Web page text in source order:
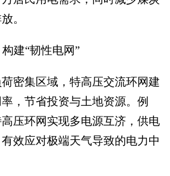
。
建“韧性电网”
密集区域，特高压交流环网建
，节省投资与土地资源。例
压环网实现多电源互济，供电
效应对极端天气导致的电力中